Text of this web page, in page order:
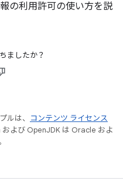
の利用許可の使い方を説
ましたか？
ルは、
コンテンツ ライセンス
よび OpenJDK は Oracle およ